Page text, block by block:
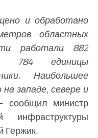
и обработано
областных
работали 882
784 единицы
Наибольшее
западе, севере и
министр
Гержик.